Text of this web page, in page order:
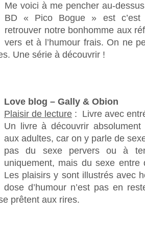
Me voici à me pencher au-
BD « Pico Bogue » est c’est
retrouver notre bonhomme aux
vers et à l’humour frais. On ne
Une série à découvrir !
Love blog – Gally & Obion
Plaisir de lecture : Livre avec
Un livre à découvrir
aux adultes, car on y parle de
pas du sexe pervers ou à
uniquement, mais du sexe entre
Les plaisirs y sont illustrés avec
dose d’humour n’est pas en
prêtent aux rires.